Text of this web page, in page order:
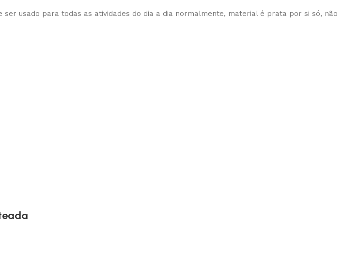
usado para todas as atividades do dia a dia normalmente, material é prata por si só, não